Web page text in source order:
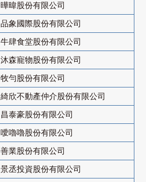
曄暐股份有限公司
品象國際股份有限公司
牛肆食堂股份有限公司
沐森寵物股份有限公司
牧勻股份有限公司
綺欣不動產仲介股份有限公司
昌泰豪股份有限公司
噯嚕嚕股份有限公司
善業股份有限公司
景丞投資股份有限公司